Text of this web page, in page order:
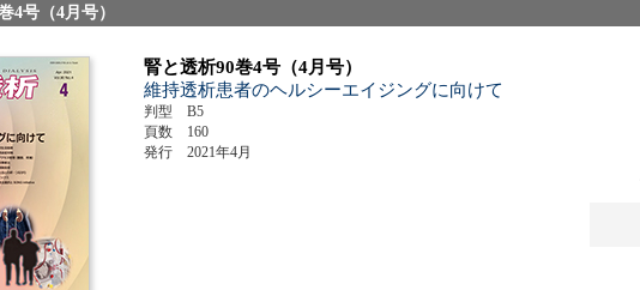
4号（4月号）
腎と透析90巻4号（4月号）
維持透析患者のヘルシーエイジングに向けて
判型 B5
頁数 160
発行 2021年4月